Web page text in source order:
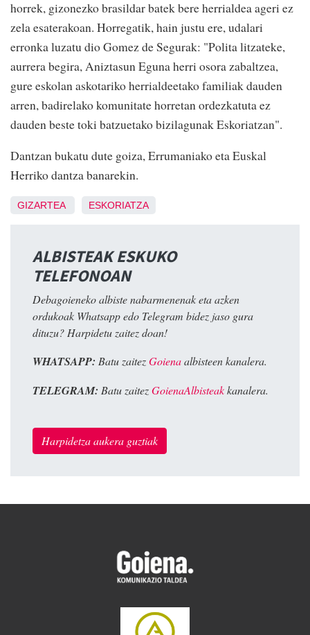
horrek, gizonezko brasildar batek bere herrialdea ageri ez
zela esaterakoan. Horregatik, hain justu ere, udalari
erronka luzatu dio Gomez de Segurak: "Polita litzateke,
aurrera begira, Aniztasun Eguna herri osora zabaltzea,
gure eskolan askotariko herrialdeetako familiak dauden
arren, badirelako komunitate horretan ordezkatuta ez
dauden beste toki batzuetako bizilagunak Eskoriatzan".
Dantzan bukatu dute goiza, Errumaniako eta Euskal
Herriko dantza banarekin.
GIZARTEA ESKORIATZA
ALBISTEAK ESKUKO
TELEFONOAN
Debagoieneko albiste nabarmenenak eta azken
ordukoak Whatsapp edo Telegram bidez jaso gura
dituzu? Harpidetu zaitez doan!
WHATSAPP: Batu zaitezGoienaalbisteen kanalera.
TELEGRAM: Batu zaitezGoienaAlbisteakkanalera.
Harpidetza aukera guztiak